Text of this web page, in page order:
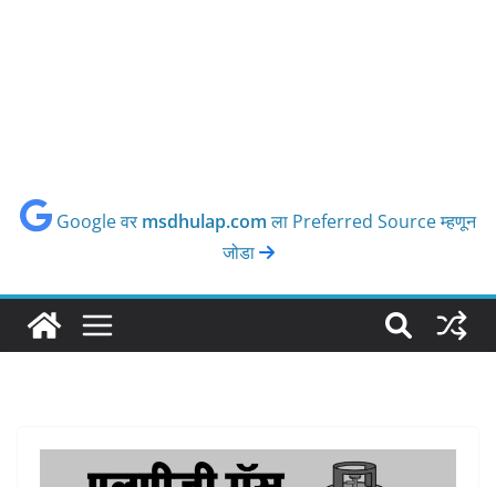
Google वर msdhulap.comला Preferred Source म्हणून
जोडा